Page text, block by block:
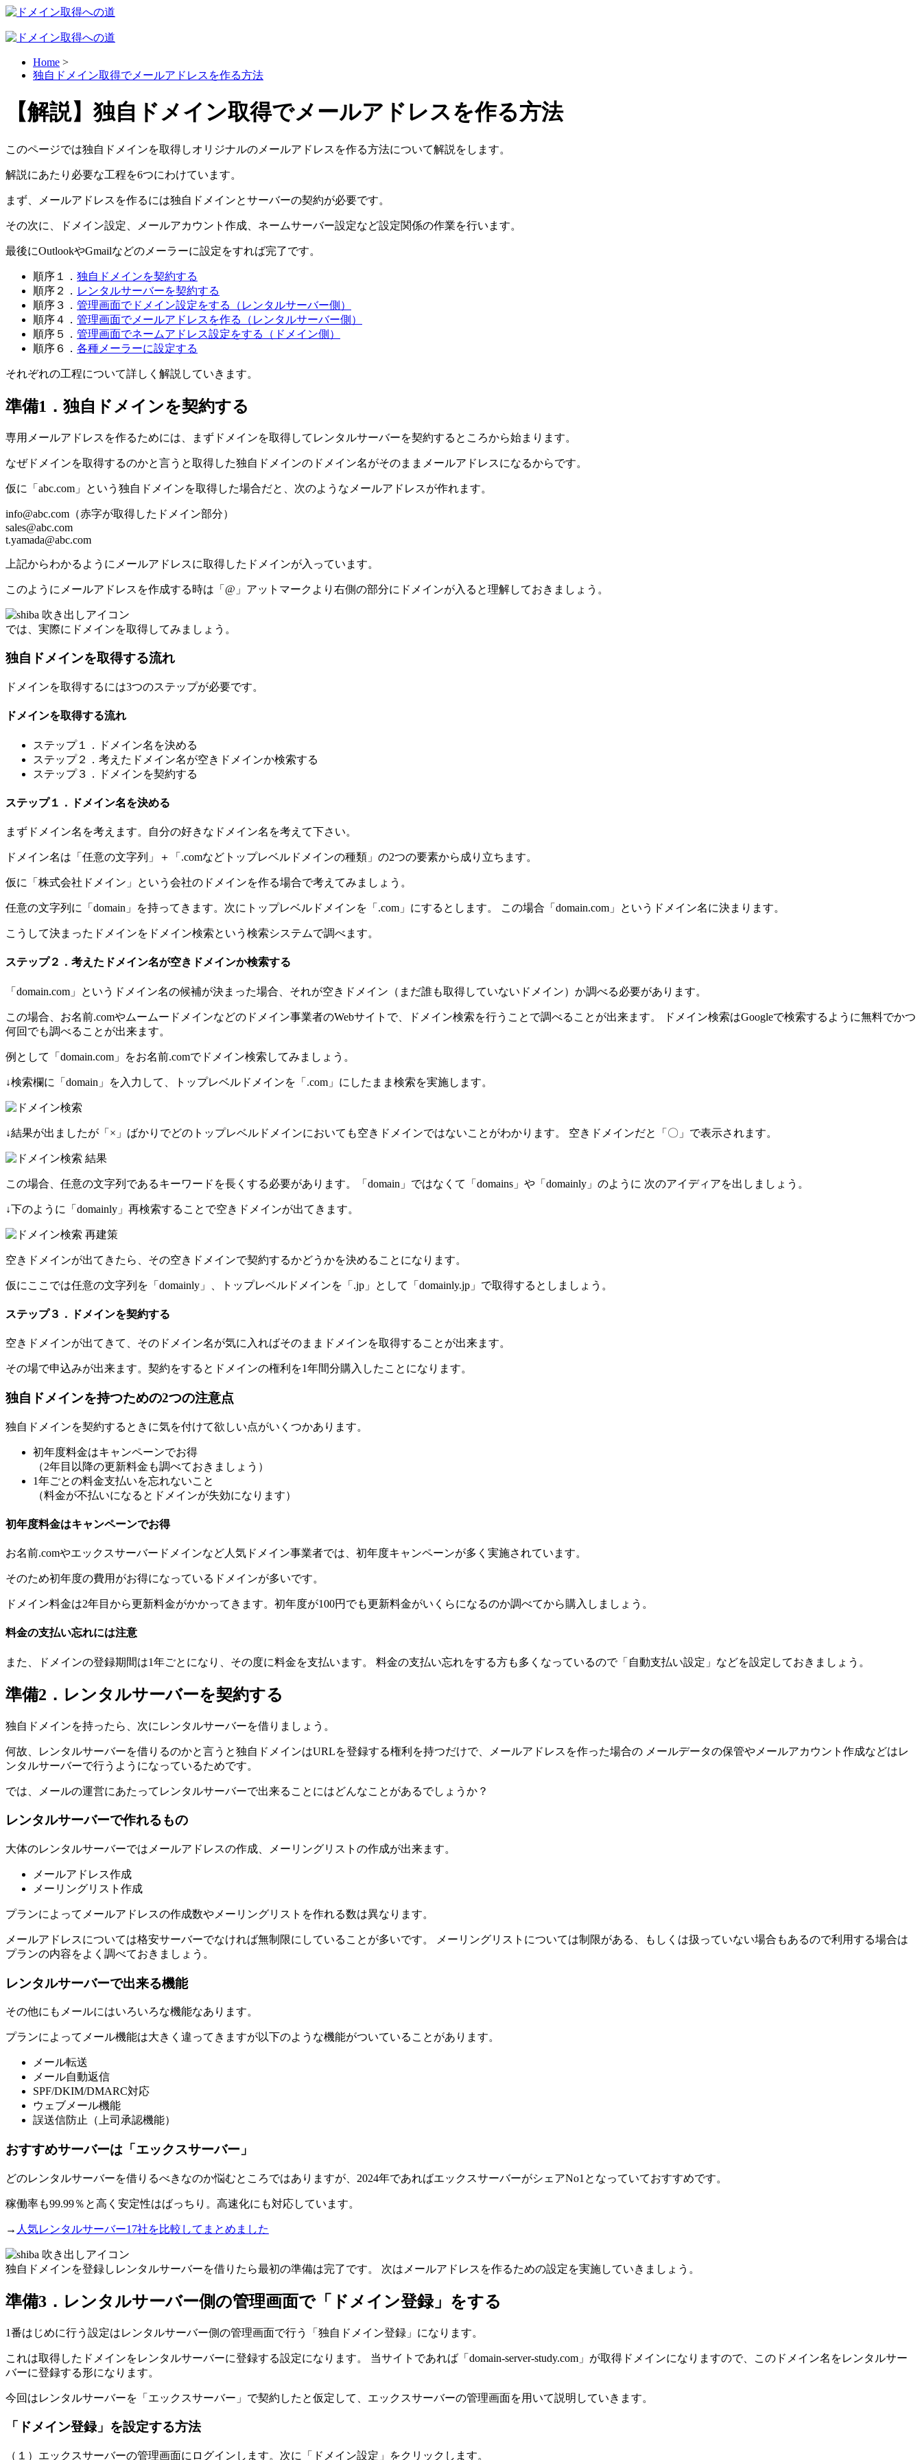
Home >
独自ドメイン取得でメールアドレスを作る方法
【解説】独自ドメイン取得でメールアドレスを作る方法
このページでは独自ドメインを取得しオリジナルのメールアドレスを作る方法について解説をします。
解説にあたり必要な工程を6つにわけています。
まず、メールアドレスを作るには独自ドメインとサーバーの契約が必要です。
その次に、 ドメイン設定、メールアカウント作成、ネームサーバー設定など設定関係の作業を行います。
最後にOutlookやGmailなどのメーラーに設定をすれば完了です。
順序１． 独自ドメインを契約する
順序２． レンタルサーバーを契約する
順序３． 管理画面でドメイン設定をする（レンタルサーバー側）
順序４． 管理画面でメールアドレスを作る（レンタルサーバー側）
順序５． 管理画面でネームアドレス設定をする（ドメイン側）
順序６． 各種メーラーに設定する
それぞれの工程について詳しく解説していきます。
準備1．独自ドメインを契約する
専用メールアドレスを作るためには、まずドメインを取得してレンタルサーバーを契約するところから始まります。
なぜドメインを取得するのかと言うと取得した独自ドメインのドメイン名がそのままメールアドレスになるからです。
仮に「 abc.com 」という独自ドメインを取得した場合だと、次のようなメールアドレスが作れます。
info@abc.com（赤字が取得したドメイン部分）
sales@abc.com
t.yamada@abc.com
上記からわかるようにメールアドレスに取得したドメインが入っています。
このようにメールアドレスを作成する時は「@」アットマークより右側の部分にドメインが入ると理解しておきましょう。
では、実際にドメインを取得してみましょう。
独自ドメインを取得する流れ
ドメインを取得するには3つのステップが必要です。
ドメインを取得する流れ
ステップ１．ドメイン名を決める
ステップ２．考えたドメイン名が空きドメインか検索する
ステップ３．ドメインを契約する
ステップ１．ドメイン名を決める
まずドメイン名を考えます。自分の好きなドメイン名を考えて下さい。
ドメイン名は「 任意の文字列 」＋「 .comなどトップレベルドメインの種類 」の2つの要素から成り立ちます。
仮に「株式会社ドメイン」という会社のドメインを作る場合で考えてみましょう。
任意の文字列に「domain」を持ってきます。次にトップレベルドメインを「.com」にするとします。 この場合「domain.com」というドメイン名に決まります。
こうして決まったドメインをドメイン検索という検索システムで調べます。
ステップ２．考えたドメイン名が空きドメインか検索する
「domain.com」というドメイン名の候補が決まった場合、それが空きドメイン（まだ誰も取得していないドメイン）か調べる必要があります。
この場合、お名前.comやムームードメインなどのドメイン事業者のWebサイトで、ドメイン検索を行うことで調べることが出来ます。 ドメイン検索はGoogleで検索するように無料でかつ
何回でも調べることが出来ます。
例として「domain.com」をお名前.comでドメイン検索してみましょう。
↓検索欄に「domain」を入力して、トップレベルドメインを「.com」にしたまま検索を実施します。
↓結果が出ましたが「×」ばかりでどのトップレベルドメインにおいても空きドメインではないことがわかります。 空きドメインだと「〇」で表示されます。
この場合、任意の文字列であるキーワードを長くする必要があります。「domain」ではなくて「domains」や「domainly」のように 次のアイディアを出しましょう。
↓下のように「domainly」再検索することで空きドメインが出てきます。
空きドメインが出てきたら、その空きドメインで契約するかどうかを決めることになります。
仮にここでは任意の文字列を「domainly」、トップレベルドメインを「.jp」として「domainly.jp」で取得するとしましょう。
ステップ３．ドメインを契約する
空きドメインが出てきて、そのドメイン名が気に入ればそのままドメインを取得することが出来ます。
その場で申込みが出来ます。契約をするとドメインの権利を1年間分購入したことになります。
独自ドメインを持つための2つの注意点
独自ドメインを契約するときに気を付けて欲しい点がいくつかあります。
初年度料金はキャンペーンでお得
（2年目以降の更新料金も調べておきましょう）
1年ごとの料金支払いを忘れないこと
（料金が不払いになるとドメインが失効になります）
初年度料金はキャンペーンでお得
お名前.comやエックスサーバードメインなど人気ドメイン事業者では、初年度キャンペーンが多く実施されています。
そのため初年度の費用がお得になっているドメインが多いです。
ドメイン料金は2年目から更新料金がかかってきます。初年度が100円でも更新料金がいくらになるのか調べてから購入しましょう。
料金の支払い忘れには注意
また、ドメインの登録期間は1年ごとになり、その度に料金を支払います。 料金の支払い忘れをする方も多くなっているので「自動支払い設定」などを設定しておきましょう。
準備2．レンタルサーバーを契約する
独自ドメインを持ったら、次にレンタルサーバーを借りましょう。
何故、レンタルサーバーを借りるのかと言うと独自ドメインはURLを登録する権利を持つだけで、メールアドレスを作った場合の メールデータの保管やメールアカウント作成などはレ
ンタルサーバーで行う ようになっているためです。
では、メールの運営にあたってレンタルサーバーで出来ることにはどんなことがあるでしょうか？
レンタルサーバーで作れるもの
大体のレンタルサーバーでは メールアドレスの作成、メーリングリストの作成が出来ます。
メールアドレス作成
メーリングリスト作成
プランによってメールアドレスの作成数やメーリングリストを作れる数は異なります。
メールアドレスについては格安サーバーでなければ無制限にしていることが多いです。 メーリングリストについては制限がある、もしくは扱っていない場合もあるので利用する場合は
プランの内容をよく調べておきましょう。
レンタルサーバーで出来る機能
その他にもメールにはいろいろな機能なあります。
プランによってメール機能は大きく違ってきますが以下のような機能がついていることがあります。
メール転送
メール自動返信
SPF/DKIM/DMARC対応
ウェブメール機能
誤送信防止（上司承認機能）
おすすめサーバーは「エックスサーバー」
どのレンタルサーバーを借りるべきなのか悩むところではありますが、2024年であればエックスサーバーがシェアNo1となっていておすすめです。
稼働率も99.99％と高く安定性はばっちり。高速化にも対応しています。
→ 人気レンタルサーバー17社を比較してまとめました
独自ドメインを登録しレンタルサーバーを借りたら最初の準備は完了です。 次はメールアドレスを作るための設定を実施していきましょう。
準備3．レンタルサーバー側の管理画面で「ドメイン登録」をする
1番はじめに行う設定はレンタルサーバー側の管理画面で行う「独自ドメイン登録」 になります。
これは取得したドメインをレンタルサーバーに登録する設定になります。 当サイトであれば「domain-server-study.com」が取得ドメインになりますので、このドメイン名をレンタルサー
バーに登録する形になります。
今回はレンタルサーバーを「エックスサーバー」で契約したと仮定して、エックスサーバーの管理画面を用いて説明していきます。
「ドメイン登録」を設定する方法
（１）エックスサーバーの管理画面にログインします。次に「ドメイン設定」をクリックします。